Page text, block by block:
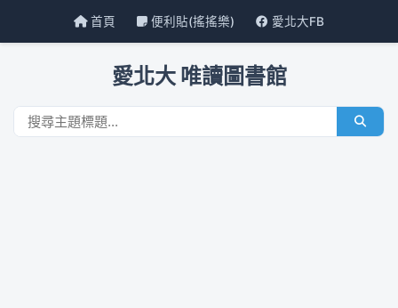
首頁 便利貼(搖搖樂) 愛北大FB
愛北大 唯讀圖書館